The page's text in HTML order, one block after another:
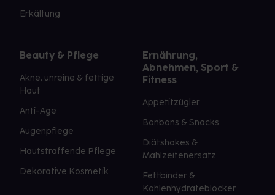
Erkältung
Beauty & Pflege
Akne, unreine & fettige
Haut
Anti-Age
Augenpflege
Hautstraffende Pflege
Dekorative Kosmetik
Ernährung,
Abnehmen, Sport &
Fitness
Appetitzügler
Bonbons & Snacks
Diätshakes &
Mahlzeitenersatz
Fettbinder &
Kohlenhydrateblocker